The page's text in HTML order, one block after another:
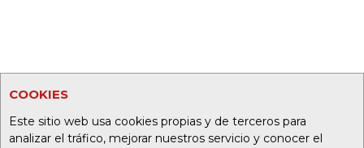
COOKIES
Este sitio web usa cookies propias y de terceros para
analizar el tráfico, mejorar nuestros servicio y conocer el